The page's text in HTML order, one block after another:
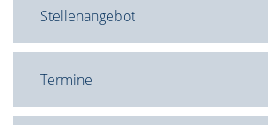
Stellenangebot
Termine